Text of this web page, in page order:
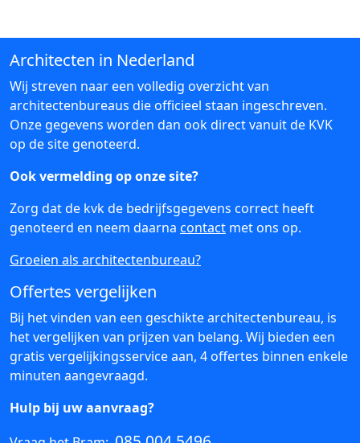
Architecten in Nederland
Wij streven naar een volledig overzicht van
architectenbureaus die officieel staan ingeschreven.
Onze gegevens worden dan ook direct vanuit de KVK
op de site genoteerd.
Ook vermelding op onze site?
Zorg dat de kvk de bedrijfsgegevens correct heeft
genoteerd en neem daarna contact met ons op.
Groeien als architectenbureau?
Offertes vergelijken
Bij het vinden van een geschikte architectenbureau, is
het vergelijken van prijzen van belang. Wij bieden een
gratis vergelijkingsservice aan, 4 offertes binnen enkele
minuten aangevraagd.
Hulp bij uw aanvraag?